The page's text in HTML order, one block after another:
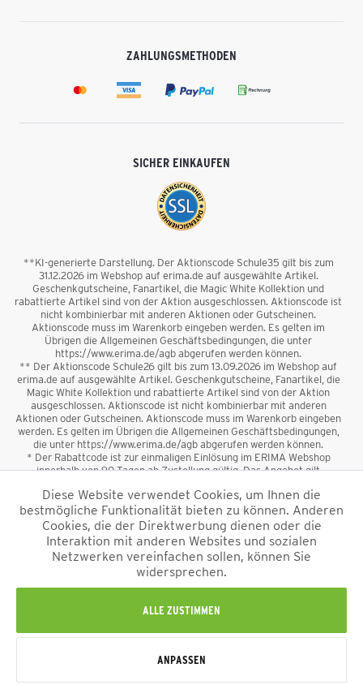
ZAHLUNGSMETHODEN
SICHER EINKAUFEN
**KI-generierte Darstellung. Der Aktionscode Schule35 gilt bis zum
31.12.2026 im Webshop auf erima.de auf ausgewählte Artikel.
Geschenkgutscheine, Fanartikel, die Magic White Kollektion und
rabattierte Artikel sind von der Aktion ausgeschlossen. Aktionscode ist
nicht kombinierbar mit anderen Aktionen oder Gutscheinen.
Aktionscode muss im Warenkorb eingeben werden. Es gelten im
Übrigen die Allgemeinen Geschäftsbedingungen, die unter
https://www.erima.de/agb abgerufen werden können.
** Der Aktionscode Schule26 gilt bis zum 13.09.2026 im Webshop auf
erima.de auf ausgewählte Artikel. Geschenkgutscheine, Fanartikel, die
Magic White Kollektion und rabattierte Artikel sind von der Aktion
ausgeschlossen. Aktionscode ist nicht kombinierbar mit anderen
Aktionen oder Gutscheinen. Aktionscode muss im Warenkorb eingeben
werden. Es gelten im Übrigen die Allgemeinen Geschäftsbedingungen,
die unter https://www.erima.de/agb abgerufen werden können.
* Der Rabattcode ist zur einmaligen Einlösung im ERIMA Webshop
innerhalb von 90 Tagen ab Zustellung gültig. Das Angebot gilt
sowie Geschenkgutscheine sind vom Rabatt ausgeschlossen. Der
Rabattcode ist nicht mit anderen Aktionen oder Gutscheinen
kombinierbar. Der Mindestbestellwert beträgt 50 €
*Alle Preise verstehen sich inkl. Mehrwertsteuer und zzgl.
und ggf. Nachnahmegebühren, wenn nicht anders
beschrieben.
Alle Rechte vorbehalten © 2026
Diese Website verwendet Cookies, um Ihnen die
bestmögliche Funktionalität bieten zu können. Anderen
Cookies, die der Direktwerbung dienen oder die
Interaktion mit anderen Websites und sozialen
Netzwerken vereinfachen sollen, können Sie
widersprechen.